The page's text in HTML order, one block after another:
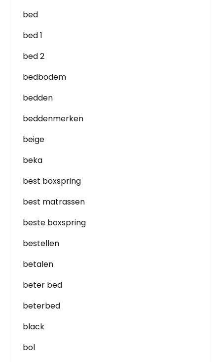
bed
bed 1
bed 2
bedbodem
bedden
beddenmerken
beige
beka
best boxspring
best matrassen
beste boxspring
bestellen
betalen
beter bed
beterbed
black
bol